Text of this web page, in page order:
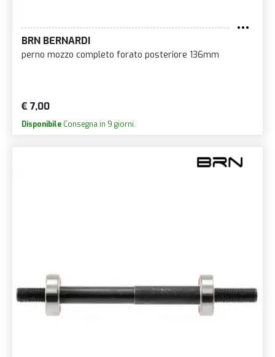
BRN BERNARDI
perno mozzo completo forato posteriore 136mm
€ 7,00
Disponibile Consegna in 9 giorni.